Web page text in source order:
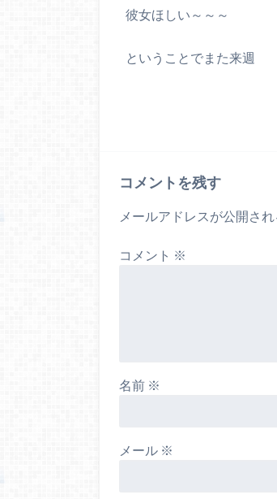
彼女ほしい～～～
ということでまた来週
コメントを残す
メールアドレスが公開さ
コメント ※
名前 ※
メール ※